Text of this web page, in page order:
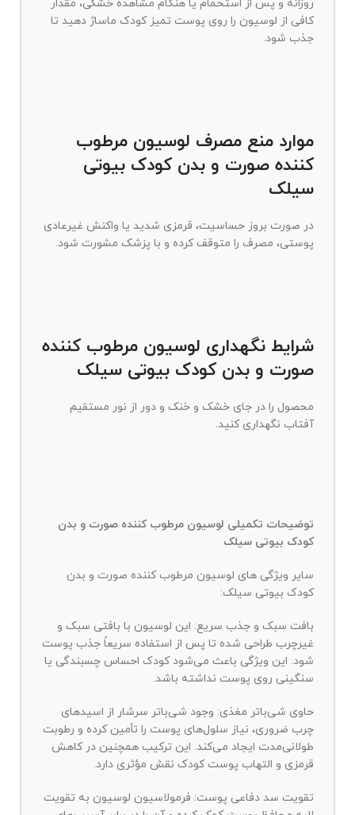
روزانه و پس از استحمام یا هنگام مشاهده خشکی، مقدار
کافی از لوسیون را روی پوست تمیز کودک ماساژ دهید تا
جذب شود.
موارد منع مصرف لوسیون مرطوب
کننده صورت و بدن کودک بیوتی
سیلک
در صورت بروز حساسیت، قرمزی شدید یا واکنش غیرعادی
پوستی، مصرف را متوقف کرده و با پزشک مشورت شود.
شرایط نگهداری لوسیون مرطوب کننده
صورت و بدن کودک بیوتی سیلک
محصول را در جای خشک و خنک و دور از نور مستقیم
آفتاب نگهداری کنید.
توضیحات تکمیلی لوسیون مرطوب کننده صورت و بدن
کودک بیوتی سیلک
سایر ویژگی های لوسیون مرطوب کننده صورت و بدن
کودک بیوتی سیلک:
بافت سبک و جذب سریع: این لوسیون با بافتی سبک و
غیرچرب طراحی شده تا پس از استفاده سریعاً جذب پوست
شود. این ویژگی باعث می‌شود کودک احساس چسبندگی یا
سنگینی روی پوست نداشته باشد.
حاوی شی‌باتر مغذی: وجود شی‌باتر سرشار از اسیدهای
چرب ضروری، نیاز سلول‌های پوست را تأمین کرده و رطوبت
طولانی‌مدت ایجاد می‌کند. این ترکیب همچنین در کاهش
قرمزی و التهاب پوست کودک نقش مؤثری دارد.
تقویت سد دفاعی پوست: فرمولاسیون لوسیون به تقویت